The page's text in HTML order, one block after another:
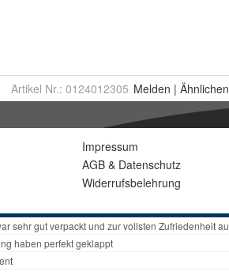
Artikel Nr.: 0124012305 Melden | Ähnlichen
Impressum
AGB & Datenschutz
Widerrufsbelehrung